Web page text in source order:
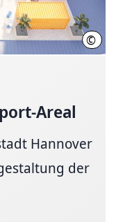
©
Areal
Hannover
der